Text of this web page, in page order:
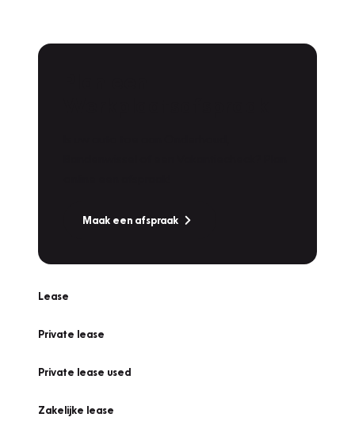
Maak een afspraak
Lease
Private lease
Private lease used
Zakelijke lease